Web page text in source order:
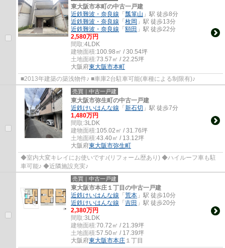
東大阪市本町の中古一戸建
近鉄難波・奈良線 「瓢箪山 」駅 徒歩8分
近鉄難波・奈良線 「枚岡 」駅 徒歩13分
近鉄難波・奈良線 「額田 」駅 徒歩22分
2,580万円
間取:4LDK
建物面積:100.98㎡ / 30.54坪
土地面積:73.57㎡ / 22.25坪
大阪府東大阪市本町
■2013年建築の築浅物件♪ ■車庫2台駐車可能(車種による制限有)♪
売買｜中古一戸建
東大阪市弥生町の中古一戸建
近鉄けいはんな線 「新石切 」駅 徒歩7分
1,480万円
間取:3LDK
建物面積:105.02㎡ / 31.76坪
土地面積:43.40㎡ / 13.12坪
大阪府東大阪市弥生町
◆室内大変キレイにお使いです♪(リフォーム歴あり) ◆ハイルーフ車も駐
車可能♪ ◆近隣施設充実♪
売買｜中古一戸建
東大阪市本庄１丁目の中古一戸建
近鉄けいはんな線 「荒本 」駅 徒歩10分
近鉄けいはんな線 「吉田 」駅 徒歩20分
2,380万円
間取:3LDK
建物面積:70.72㎡ / 21.39坪
土地面積:57.50㎡ / 17.39坪
大阪府東大阪市本庄 １丁目